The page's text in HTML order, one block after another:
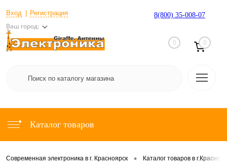
Вход Регистрация
Ваш город:
8(800) 35-008-07
0 0
Каталог товаров
Современная электроника в г. Красноярск • Каталог товаров в